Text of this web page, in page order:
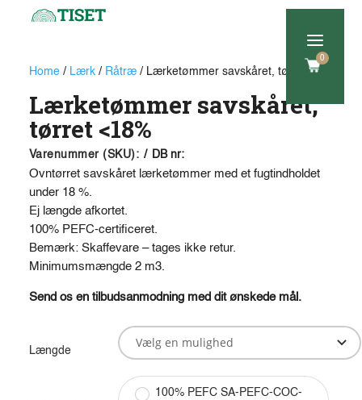
a
0
Home/ Lærk/ Råtræ/ Lærketømmer savskåret, tørret
Lærketømmer savskåret,
tørret <18%
Varenummer (SKU): / DB nr:
Ovntørret savskåret lærketømmer med et fugtindholdet
under 18 %.
Ej længde afkortet.
100% PEFC-certificeret.
Bemærk: Skaffevare – tages ikke retur.
Minimumsmængde 2 m3.
Send os en tilbudsanmodning med dit ønskede mål.
Længde
100% PEFC SA-PEFC-COC-